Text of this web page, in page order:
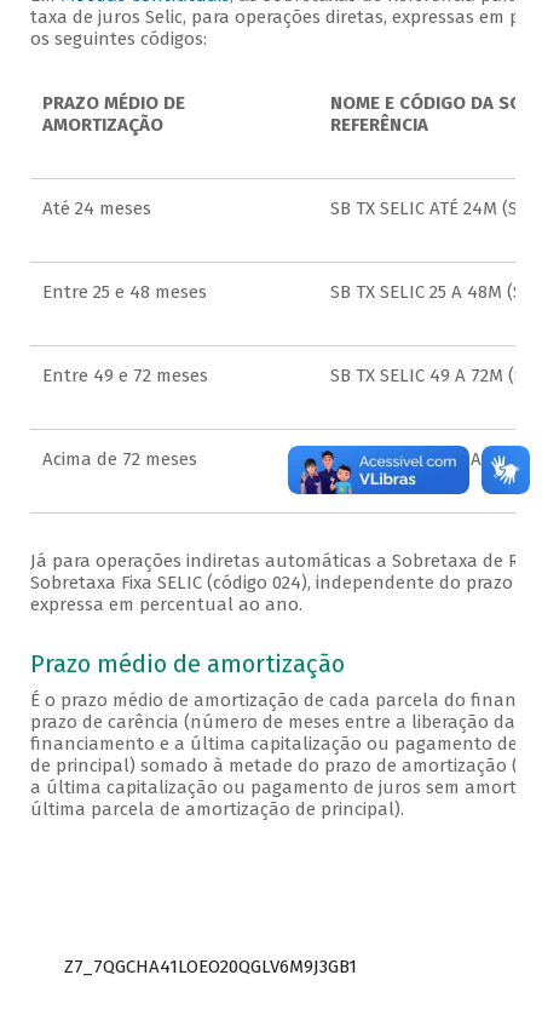
taxa de juros Selic, para operações diretas, expressas em
os seguintes códigos:
PRAZO MÉDIO DE
AMORTIZAÇÃO
NOME E CÓDIGO DA
REFERÊNCIA
Até 24 meses SB TX SELIC ATÉ 24M (SS1)
Entre 25 e 48 meses SB TX SELIC 25 A 48M
Entre 49 e 72 meses SB TX SELIC 49 A 72M
Acima de 72 meses SB TX SELIC ACIMA 72M
Já para operações indiretas automáticas a Sobretaxa de
Sobretaxa Fixa SELIC (código 024), independente do prazo
expressa em percentual ao ano.
Prazo médio de amortização
É o prazo médio de amortização de cada parcela do
prazo de carência (número de meses entre a liberação da
financiamento e a última capitalização ou pagamento de
de principal) somado à metade do prazo de amortização
a última capitalização ou pagamento de juros sem
última parcela de amortização de principal).
Z7_7QGCHA41LOEO20QGLV6M9J3GB1